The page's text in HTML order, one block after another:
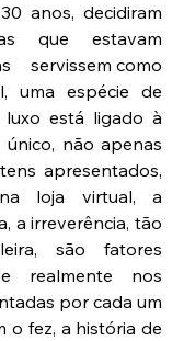
anos, decidiram
que estavam
servissem como
uma espécie de
está ligado à
não apenas
apresentados,
loja virtual, a
a irreverência, tão
são fatores
realmente nos
por cada um
o fez, a história de